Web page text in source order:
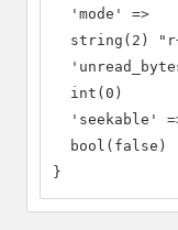
  'mode' =>
string(2)
  int(0)
'seekable'
  bool(false)
}